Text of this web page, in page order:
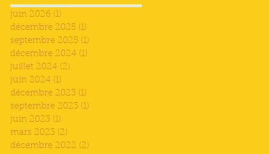
juin 2026 (1)
décembre 2025 (1)
septembre 2025 (1)
décembre 2024 (1)
juillet 2024 (2)
juin 2024 (1)
décembre 2023 (1)
septembre 2023 (1)
juin 2023 (1)
mars 2023 (2)
décembre 2022 (2)